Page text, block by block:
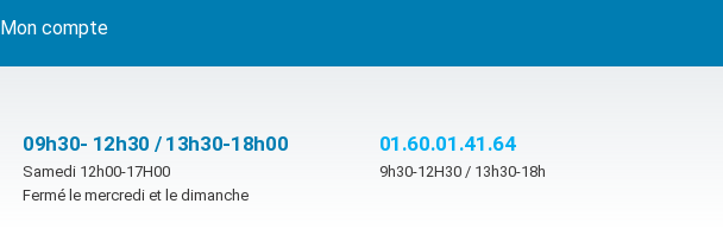
Mon compte
09h30- 12h30 / 13h30-18h00
Samedi 12h00-17H00
Fermé le mercredi et le dimanche
01.60.01.41.64
9h30-12H30 / 13h30-18h